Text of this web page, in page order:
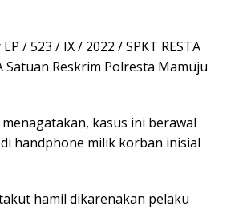
/ 523 / IX / 2022 / SPKT RESTA
Satuan Reskrim Polresta Mamuju
kasus ini berawal
handphone milik korban inisial
hamil dikarenakan pelaku